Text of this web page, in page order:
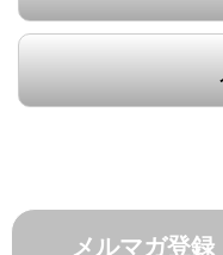
メルマガ登録